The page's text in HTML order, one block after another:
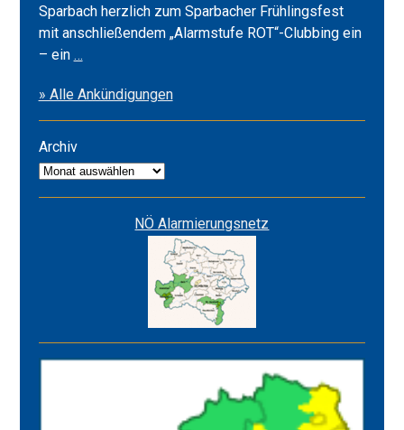
Sparbach herzlich zum Sparbacher Frühlingsfest
mit anschließendem „Alarmstufe ROT“-Clubbing ein
– ein …Frühlingsfest
&
Alarmstufe
» Alle Ankündigungen
Archiv
Archiv
NÖ Alarmierungsnetz